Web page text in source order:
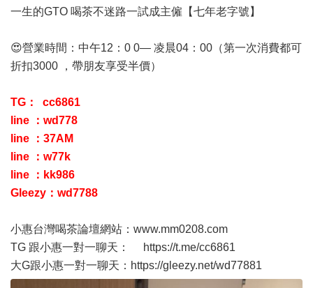
一生的GTO 喝茶不迷路一試成主僱【七年老字號】
😍營業時間：中午12：0 0— 凌晨04：00（第一次消費都可
折扣3000 ，帶朋友享受半價）
TG： cc6861
line ：wd778
line
：37AM
line
：w77k
line
：kk986
Gleezy：wd7788
小惠台灣喝茶論壇網站： www.mm0208.com
TG 跟小惠一對一聊天：
https://t.me/cc6861
大G跟小惠一對一聊天： https://gleezy.net/wd77881